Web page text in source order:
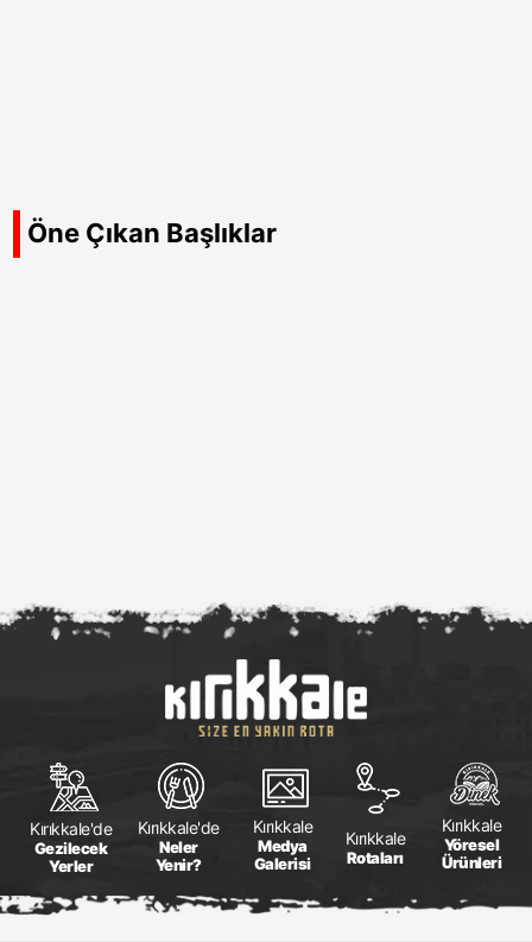
Öne Çıkan Başlıklar
Kırıkkale'de
Gezilecek
Yerler
Kırıkkale'de
Neler
Yenir?
Kırıkkale
Medya
Galerisi
Kırıkkale
Rotaları
Kırıkkale
Yöresel
Ürünleri